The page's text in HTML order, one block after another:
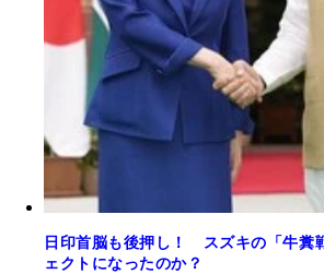
日印首脳も後押し！ スズキの「牛糞
ェクトになったのか？